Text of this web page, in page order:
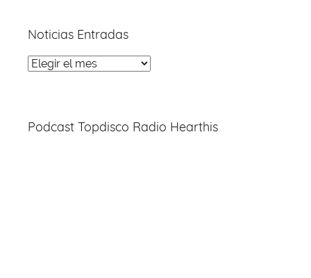
Noticias Entradas
Noticias
Podcast Topdisco Radio Hearthis